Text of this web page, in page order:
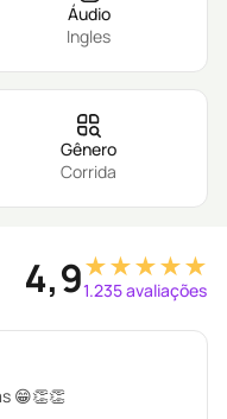
Áudio
Ingles
Gênero
Corrida
4,9★★★★★
1.235 avaliações
😁👏👏